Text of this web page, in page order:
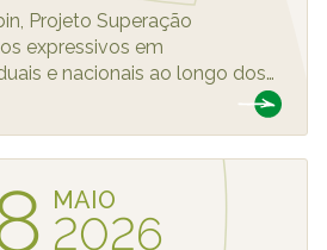
Projeto Superação
expressivos em
e nacionais ao longo dos…
MAIO
2026